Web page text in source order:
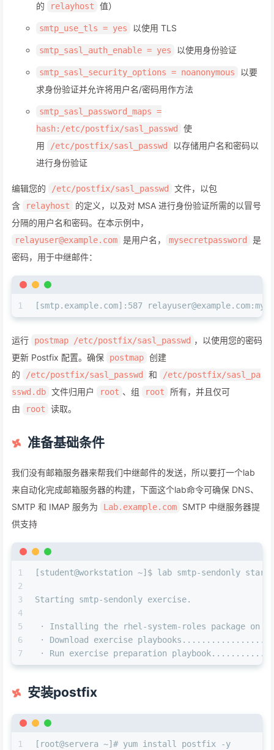
的
relayhost 值）
smtp_use_tls = yes 以使用 TLS
smtp_sasl_auth_enable = yes 以使用身份验证
smtp_sasl_security_options = noanonymous
以要
求身份验证并允许将用户名/密码用作方法
smtp_sasl_password_maps =
hash:/etc/postfix/sasl_passwd
使
用
/etc/postfix/sasl_passwd
以存储用户名和密码以
进行身份验证
编辑您的 /etc/postfix/sasl_passwd
文件，以包
含
relayhost
的定义，以及对 MSA 进行身份验证所需的以冒号
分隔的用户名和密码。在本示例中，
relayuser@example.com 是用户名， mysecretpassword
是
密码，用于中继邮件：
1 [smtp.example.com]:587
运行 postmap /etc/postfix/sasl_passwd ，以使用您的密码
更新 Postfix 配置。确保
postmap 创建
的
/etc/postfix/sasl_passwd 和
/etc/postfix/sasl_pa
sswd.db 文件归用户 root 、组 root
所有，并且仅可
由
root 读取。
准备基础条件
我们没有邮箱服务器来帮我们中继邮件的发送，所以要打一个lab
来自动化完成邮箱服务器的构建，下面这个lab命令可确保 DNS、
SMTP 和 IMAP 服务为
Lab.example.com
SMTP 中继服务器提
供支持
1
2
3
4
5
6
7
[student@workstation ~]$ lab smtp-sendonly start
Starting smtp-sendonly exercise.
· Installing the rhel-system-roles package on
· Download exercise
· Run exercise preparation
安装postfix
1 [root@servera ~]# yum install postfix -y